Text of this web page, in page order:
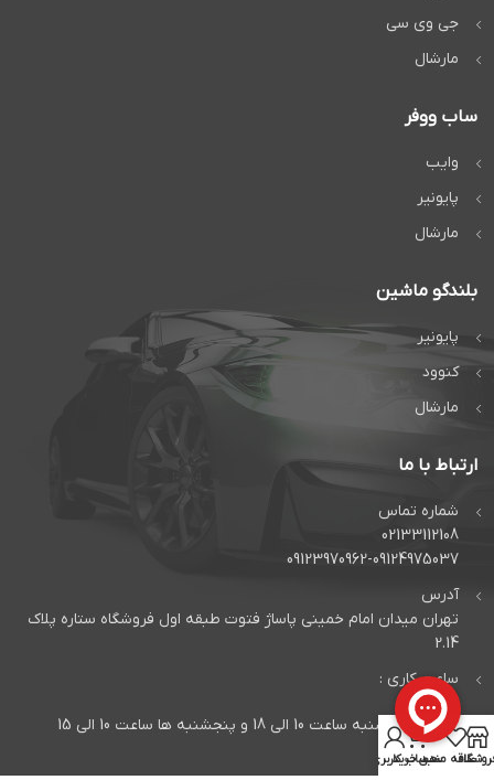
جی وی سی
مارشال
ساب ووفر
وایب
پایونیر
مارشال
بلندگو ماشین
پایونیر
کنوود
مارشال
ارتباط با ما
شماره تماس
02133112108
09123970962-09124975037
آدرس
تهران میدان امام خمینی پاساژ فتوت طبقه اول فروشگاه ستاره پلاک
2.14
ساعت کاری :
شنبه الی چهارشنبه ساعت 10 الی 18 و پنجشنبه ها ساعت 10 الی 15
علاقه مندی
0
سبد خرید
حساب کاربری من